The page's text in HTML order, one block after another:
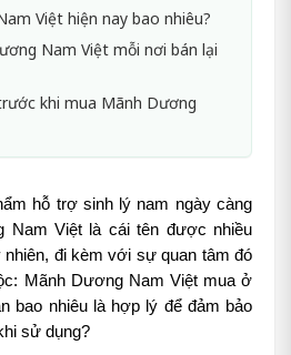
Việt hiện nay bao nhiêu?
Nam Việt mỗi nơi bán lại
khi mua Mãnh Dương
hỗ trợ sinh lý nam ngày càng
Nam Việt là cái tên được nhiều
đi kèm với sự quan tâm đó
Mãnh Dương Nam Việt mua ở
bao nhiêu là hợp lý để đảm bảo
sử dụng?